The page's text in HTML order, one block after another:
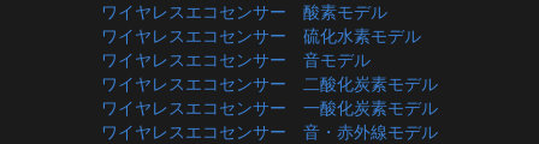
ワイヤレスエコセンサー 酸素モデル
ワイヤレスエコセンサー 硫化水素モデル
ワイヤレスエコセンサー 音モデル
ワイヤレスエコセンサー 二酸化炭素モデル
ワイヤレスエコセンサー 一酸化炭素モデル
ワイヤレスエコセンサー 音・赤外線モデル